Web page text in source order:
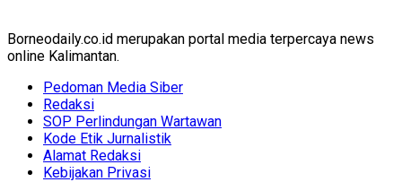
Borneodaily.co.id merupakan portal media terpercaya news
online Kalimantan.
Pedoman Media Siber
Redaksi
SOP Perlindungan Wartawan
Kode Etik Jurnalistik
Alamat Redaksi
Kebijakan Privasi